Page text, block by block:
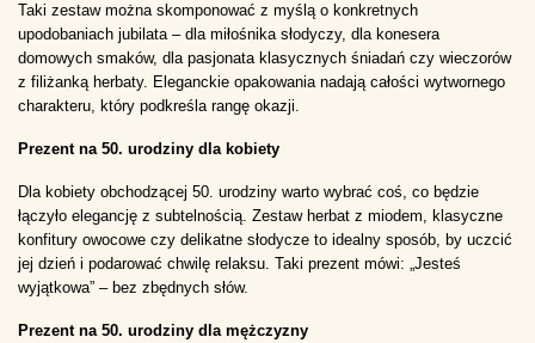
Taki zestaw można skomponować z myślą o konkretnych
upodobaniach jubilata – dla miłośnika słodyczy, dla konesera
domowych smaków, dla pasjonata klasycznych śniadań czy wieczorów
z filiżanką herbaty. Eleganckie opakowania nadają całości wytwornego
charakteru, który podkreśla rangę okazji.
Prezent na 50. urodziny dla kobiety
Dla kobiety obchodzącej 50. urodziny warto wybrać coś, co będzie
łączyło elegancję z subtelnością. Zestaw herbat z miodem, klasyczne
konfitury owocowe czy delikatne słodycze to idealny sposób, by uczcić
jej dzień i podarować chwilę relaksu. Taki prezent mówi: „Jesteś
wyjątkowa” – bez zbędnych słów.
Prezent na 50. urodziny dla mężczyzny